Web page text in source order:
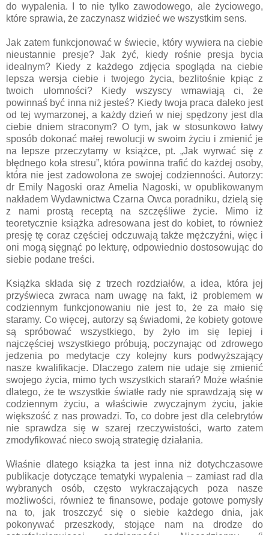
do wypalenia. I to nie tylko zawodowego, ale życiowego,
które sprawia, że zaczynasz widzieć we wszystkim sens.
Jak zatem funkcjonować w świecie, który wywiera na ciebie
nieustannie presje? Jak żyć, kiedy rośnie presja bycia
idealnym? Kiedy z każdego zdjęcia spogląda na ciebie
lepsza wersja ciebie i twojego życia, bezlitośnie kpiąc z
twoich ułomności? Kiedy wszyscy wmawiają ci, że
powinnaś być inna niż jesteś? Kiedy twoja praca daleko jest
od tej wymarzonej, a każdy dzień w niej spędzony jest dla
ciebie dniem straconym? O tym, jak w stosunkowo łatwy
sposób dokonać małej rewolucji w swoim życiu i zmienić je
na lepsze przeczytamy w książce, pt. „Jak wyrwać się z
błędnego koła stresu”, która powinna trafić do każdej osoby,
która nie jest zadowolona ze swojej codzienności. Autorzy:
dr Emily Nagoski oraz Amelia Nagoski, w opublikowanym
nakładem Wydawnictwa Czarna Owca poradniku, dzielą się
z nami prostą receptą na szczęśliwe życie. Mimo iż
teoretycznie książka adresowana jest do kobiet, to również
presję tę coraz częściej odczuwają także mężczyźni, więc i
oni mogą sięgnąć po lekturę, odpowiednio dostosowując do
siebie podane treści.
Książka składa się z trzech rozdziałów, a idea, która jej
przyświeca zwraca nam uwagę na fakt, iż problemem w
codziennym funkcjonowaniu nie jest to, że za mało się
staramy. Co więcej, autorzy są świadomi, że kobiety gotowe
są spróbować wszystkiego, by żyło im się lepiej i
najczęściej wszystkiego próbują, poczynając od zdrowego
jedzenia po medytacje czy kolejny kurs podwyższający
nasze kwalifikacje. Dlaczego zatem nie udaje się zmienić
swojego życia, mimo tych wszystkich starań? Może właśnie
dlatego, że te wszystkie światłe rady nie sprawdzają się w
codziennym życiu, a właściwie zwyczajnym życiu, jakie
większość z nas prowadzi. To, co dobre jest dla celebrytów
nie sprawdza się w szarej rzeczywistości, warto zatem
zmodyfikować nieco swoją strategię działania.
Właśnie dlatego książka ta jest inna niż dotychczasowe
publikacje dotyczące tematyki wypalenia – zamiast rad dla
wybranych osób, często wykraczających poza nasze
możliwości, również te finansowe, podaje gotowe pomysły
na to, jak troszczyć się o siebie każdego dnia, jak
pokonywać przeszkody, stojące nam na drodze do